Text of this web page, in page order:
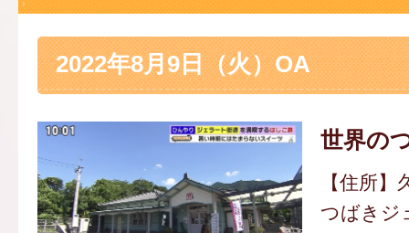
2022年8月9日（火）OA
世界の
【住所
つばきジ